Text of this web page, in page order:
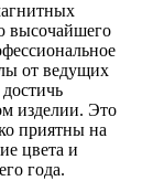
высочайшего
от ведущих
изделии. Это
приятны на
цвета и
года.